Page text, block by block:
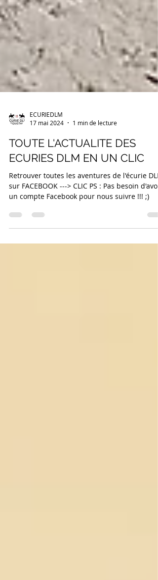
17 mai 2024
1 min de lecture
TOUTE L'ACTUALITE DES
ECURIES DLM EN UN CLIC
Retrouver toutes les aventures de l'écurie
un compte Facebook pour nous suivre !!! ;)